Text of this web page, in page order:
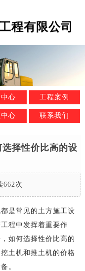
程有限公司
心 工程案例
心 联系我们
择性价比高的设
662次
是常见的土方施工设
程中发挥着重要作
如何选择性价比高的
土机和推土机的价格
。